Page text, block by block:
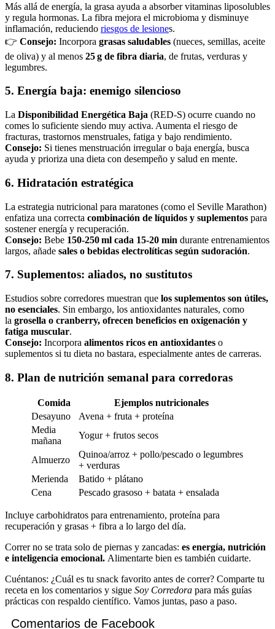
Más allá de energía, la grasa ayuda a absorber vitaminas liposolubles
y regula hormonas. La fibra mejora el microbioma y disminuye
inflamación, reduciendo riesgos de lesiones.
👉 Consejo: Incorpora grasas saludables (nueces, semillas, aceite
de oliva) y al menos 25 g de fibra diaria, de frutas, verduras y
legumbres.
5. Energía baja: enemigo silencioso
La Disponibilidad Energética Baja (RED‑S) ocurre cuando no
comes lo suficiente siendo muy activa. Aumenta el riesgo de
fracturas, trastornos menstruales, fatiga y bajo rendimiento.
Consejo: Si tienes menstruación irregular o baja energía, busca
ayuda y prioriza una dieta con desempeño y salud en mente.
6. Hidratación estratégica
La estrategia nutricional para maratones (como el Seville Marathon)
enfatiza una correcta combinación de líquidos y suplementos para
sostener energía y recuperación.
Consejo: Bebe 150‑250 ml cada 15-20 min durante entrenamientos
largos, añade sales o bebidas electrolíticas según sudoración.
7. Suplementos: aliados, no sustitutos
Estudios sobre corredores muestran que los suplementos son útiles,
no esenciales. Sin embargo, los antioxidantes naturales, como
la grosella o cranberry, ofrecen beneficios en oxigenación y
fatiga muscular.
Consejo: Incorpora alimentos ricos en antioxidantes o
suplementos si tu dieta no bastara, especialmente antes de carreras.
8. Plan de nutrición semanal para corredoras
Comida
Ejemplos nutricionales
Desayuno
Avena + fruta + proteína
Media
mañana
Yogur + frutos secos
Almuerzo
Quinoa/arroz + pollo/pescado o legumbres
+ verduras
Merienda
Batido + plátano
Cena
Pescado grasoso + batata + ensalada
Incluye carbohidratos para entrenamiento, proteína para
recuperación y grasas + fibra a lo largo del día.
Correr no se trata solo de piernas y zancadas: es energía, nutrición
e inteligencia emocional. Alimentarte bien es también cuidarte.
Cuéntanos: ¿Cuál es tu snack favorito antes de correr? Comparte tu
receta en los comentarios y sigue Soy Corredora para más guías
prácticas con respaldo científico. Vamos juntas, paso a paso.
Comentarios de Facebook